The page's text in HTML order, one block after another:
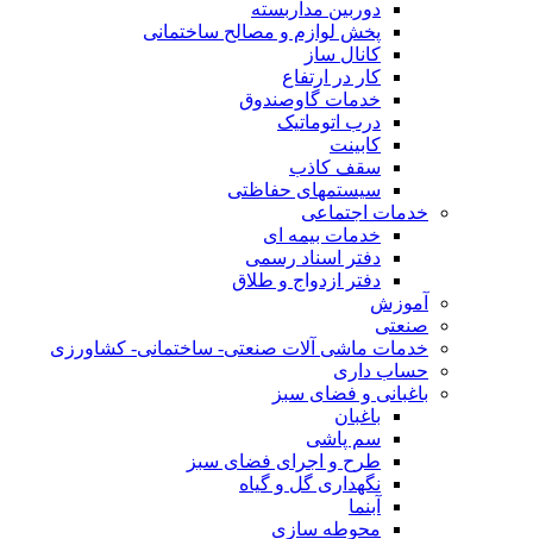
دوربین مداربسته
پخش لوازم و مصالح ساختمانی
کانال ساز
کار در ارتفاع
خدمات گاوصندوق
درب اتوماتیک
کابینت
سقف کاذب
سیستمهای حفاظتی
خدمات اجتماعی
خدمات بیمه ای
دفتر اسناد رسمی
دفتر ازدواج و طلاق
آموزش
صنعتی
خدمات ماشی آلات صنعتی- ساختمانی- کشاورزی
حساب داری
باغبانی و فضای سبز
باغبان
سم پاشی
طرح و اجرای فضای سبز
نگهداری گل و گیاه
آبنما
محوطه سازی